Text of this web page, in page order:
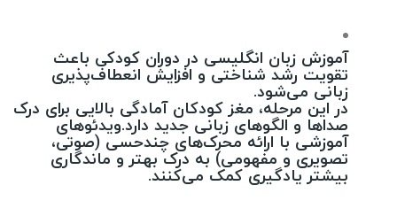
آموزش زبان انگلیسی در دوران کودکی باعث
تقویت رشد شناختی و افزایش انعطاف‌پذیری
زبانی می‌شود.
در این مرحله، مغز کودکان آمادگی بالایی برای درک
صداها و الگوهای زبانی جدید دارد.ویدئوهای
آموزشی با ارائه محرک‌های چندحسی (صوتی،
تصویری و مفهومی) به درک بهتر و ماندگاری
بیشتر یادگیری کمک می‌کنند.